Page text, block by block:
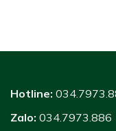
Hotline:
Zalo: 034.7973.886